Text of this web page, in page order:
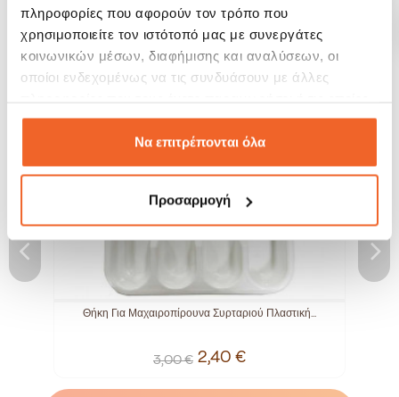
πληροφορίες που αφορούν τον τρόπο που
χρησιμοποιείτε τον ιστότοπό μας με συνεργάτες
κοινωνικών μέσων, διαφήμισης και αναλύσεων, οι
οποίοι ενδεχομένως να τις συνδυάσουν με άλλες
έχουν συλλέξει σε σχέση με την από μέρους σας χρήση
των υπηρεσιών τους.Να επιτρέπονται όλα
Προσαρμογή
ΣΧΕΤΙΚΆ ΠΡΟΪΌΝΤΑ
-20%
Θήκη Για Μαχαιροπίρουνα Συρταριού Πλαστική...
3,00 € 2,40 €